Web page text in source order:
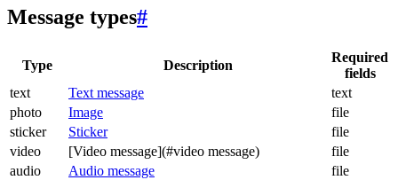
Message types#
Type Description
Required
fields
text
Text message
text
photo
Image
file
sticker
Sticker
file
video
[Video message](#video message)
file
audio
Audio message file